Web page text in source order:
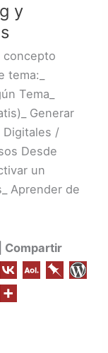
y
concepto
Tema_
Generar
Digitales /
Desde
un
Aprender de
Compartir